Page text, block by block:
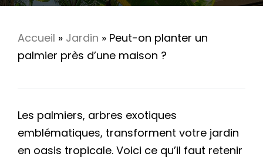
Accueil » Jardin » Peut-on planter un
palmier près d’une maison ?
Les palmiers, arbres exotiques
emblématiques, transforment votre jardin
en oasis tropicale. Voici ce qu’il faut retenir